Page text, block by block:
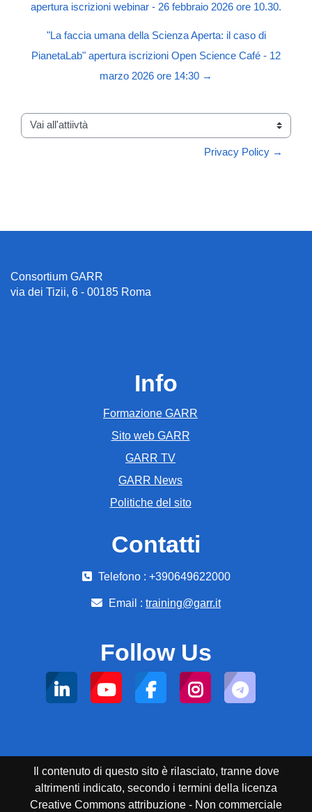
apertura iscrizioni webinar - 26 febbraio 2026 ore 10.30.
"La faccia umana della Scienza Aperta: il caso di
PianetaLab" apertura iscrizioni Open Science Café - 12
marzo 2026 ore 14:30 →
Vai all'attiivtà
Privacy Policy →
Consortium GARR
via dei Tizii, 6 - 00185 Roma
Info
Formazione GARR
Sito web GARR
GARR TV
GARR News
Politiche del sito
Contatti
Telefono : +390649622000
Email : training@garr.it
Follow Us
Il contenuto di questo sito è rilasciato, tranne dove
altrimenti indicato, secondo i termini della licenza
Creative Commons attribuzione - Non commerciale